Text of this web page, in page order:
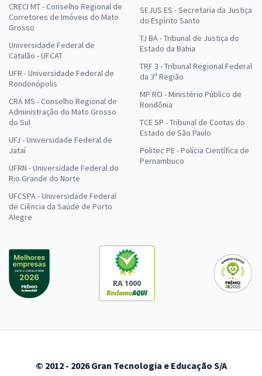
CRECI MT - Conselho Regional de
Corretores de Imóveis do Mato
Grosso
Universidade Federal de
Catalão - UFCAT
UFR - Universidade Federal de
Rondonópolis
CRA MS - Conselho Regional de
Administração do Mato Grosso
do Sul
UFJ - Universidade Federal de
Jataí
UFRN - Universidade Federal do
Rio Grande do Norte
UFCSPA - Universidade Federal
de Ciência da Saúde de Porto
Alegre
SEJUS ES - Secretaria da Justiça
do Espírito Santo
TJ BA - Tribunal de Justiça do
Estado da Bahia
TRF 3 - Tribunal Regional Federal
da 3ª Região
MP RO - Ministério Público de
Rondônia
TCE SP - Tribunal de Contas do
Estado de São Paulo
Politec PE - Polícia Científica de
Pernambuco
RA 1000
© 2012 - 2026 Gran Tecnologia e Educação S/A